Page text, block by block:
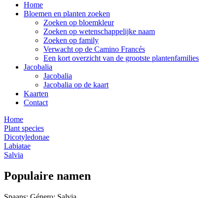
Home
Bloemen en planten zoeken
Zoeken op bloemkleur
Zoeken op wetenschappelijke naam
Zoeken op family
Verwacht op de Camino Francés
Een kort overzicht van de grootste plantenfamilies
Jacobalia
Jacobalia
Jacobalia op de kaart
Kaarten
Contact
Home
Plant species
Dicotyledonae
Labiatae
Salvia
Populaire namen